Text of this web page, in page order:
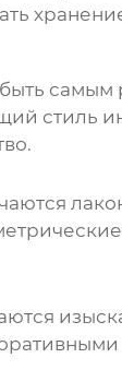
самым
стиль